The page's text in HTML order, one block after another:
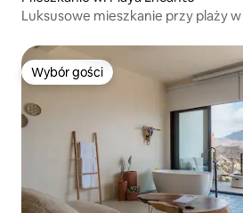
Luksusowe mieszkanie przy plaży
Wybór gości
Wybór gości